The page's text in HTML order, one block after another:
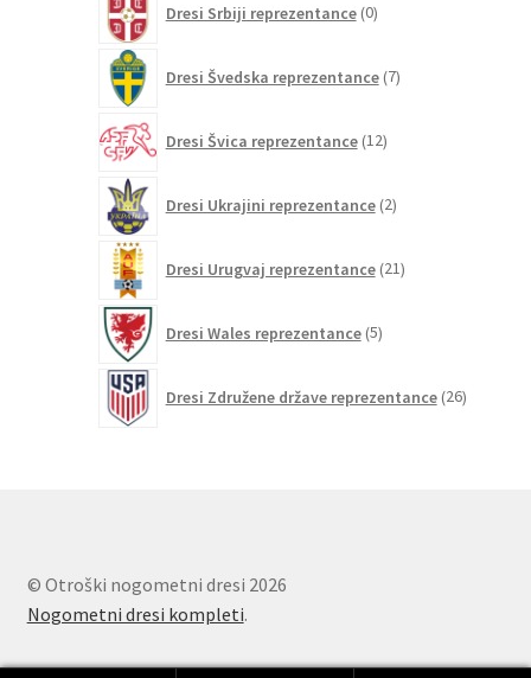
Dresi Srbiji reprezentance 0izdelkov
Dresi Švedska reprezentance 7izdelkov
Dresi Švica reprezentance 12izdelkov
Dresi Ukrajini reprezentance 2izdelka
Dresi Urugvaj reprezentance 21izdelkov
Dresi Wales reprezentance 5izdelkov
Dresi Združene države reprezentance 26izdelkov
© Otroški nogometni dresi 2026
Nogometni dresi kompleti.